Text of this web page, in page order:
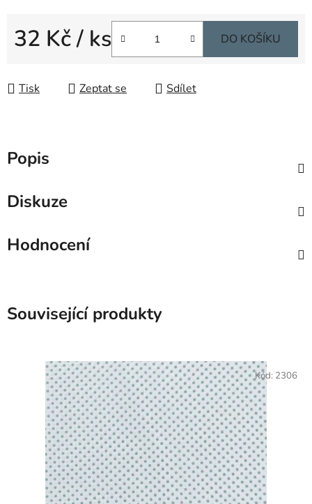
32 Kč/ ks DO KOŠÍKU
Tisk Zeptat se Sdílet
Popis
Diskuze
Hodnocení
Související produkty
Kód: 2306